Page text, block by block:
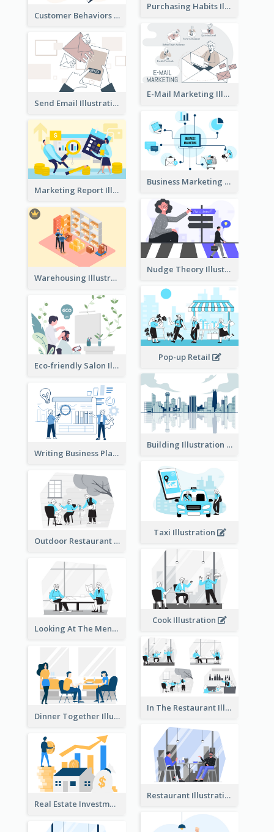
Purchasing Habits Illustration
Customer Behaviors Illustration
E-Mail Marketing Illustration
Send Email Illustration
Business Marketing
Marketing Report Illustration
Nudge Theory Illustration
Warehousing Illustration
Pop-up Retail
Eco-friendly Salon Illustration
Building Illustration
Writing Business Plan Illustration
Taxi Illustration
Outdoor Restaurant Illustration
Cook Illustration
Looking At The Menu Illustration
In The Restaurant Illustration
Dinner Together Illustration
Restaurant Illustration
Real Estate Investment Illustration